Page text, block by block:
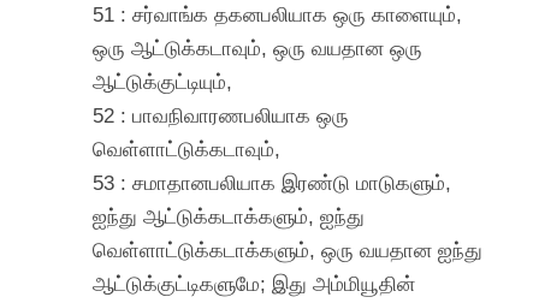
51 : சர்வாங்க தகனபலியாக ஒரு காளையும்,
ஒரு ஆட்டுக்கடாவும், ஒரு வயதான ஒரு
ஆட்டுக்குட்டியும்,
52 : பாவநிவாரணபலியாக ஒரு
வெள்ளாட்டுக்கடாவும்,
53 : சமாதானபலியாக இரண்டு மாடுகளும்,
ஐந்து ஆட்டுக்கடாக்களும், ஐந்து
வெள்ளாட்டுக்கடாக்களும், ஒரு வயதான ஐந்து
ஆட்டுக்குட்டிகளுமே; இது அம்மியூதின்